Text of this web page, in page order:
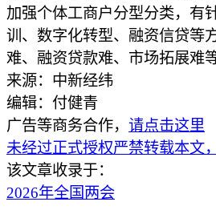
加强个体工商户分型分类，有
训、数字化转型、融资信贷等
难、融资贷款难、市场拓展难
来源：中新经纬
编辑：付健青
广告等商务合作， 请点击这里
未经过正式授权严禁转载本文
该文章收录于：
2026年全国两会